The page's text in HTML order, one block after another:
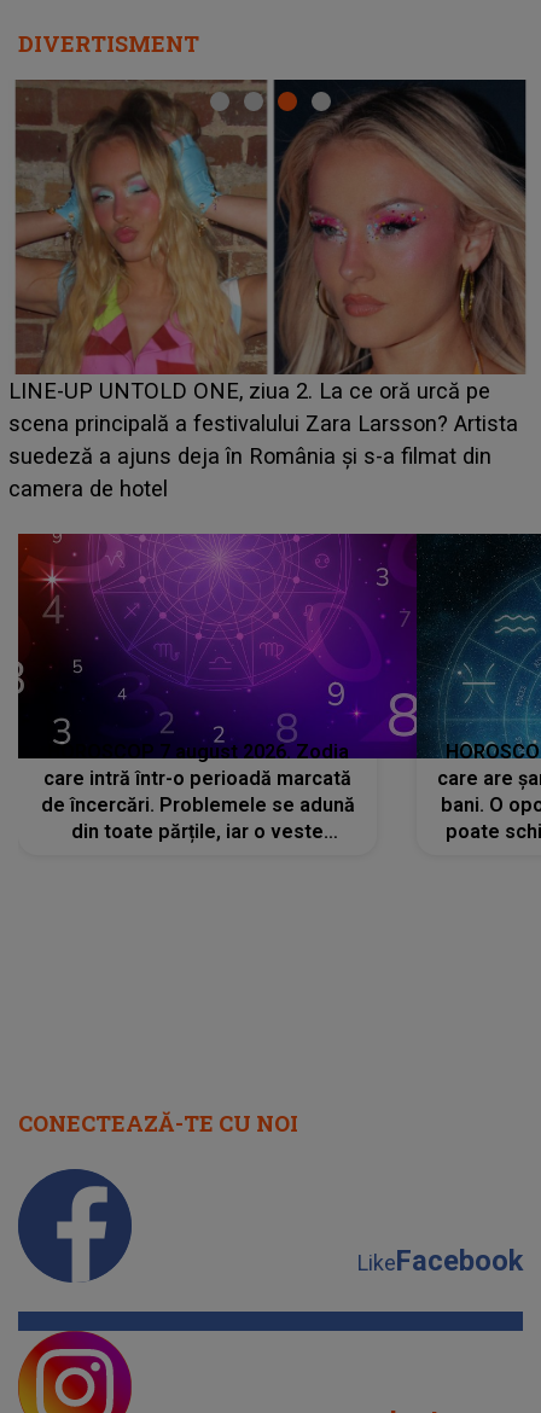
DIVERTISMENT
Ce a dezvăluit noua concurentă din "Casa Iubirii" l-a
luat prin surprindere pe Emanuel. CINE ESTE
BĂIATUL VIZAT de Alexandra?! Aflându-se în fața
faptului împlinit, A RECUNOSCUT IMEDIAT: "Am
HOROSCOP 7 august 2026. Zodia
care intră într-o perioadă marcată
de încercări. Problemele se adună
din toate părțile, iar o veste
care are
bani. O
poate
CONECTEAZĂ-TE CU NOI
LikeFacebook